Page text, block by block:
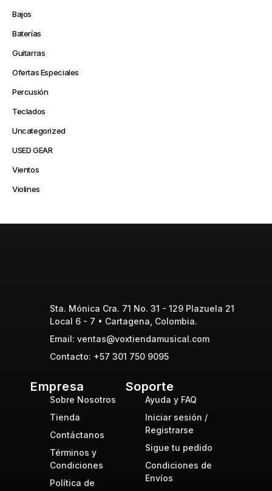
Bajos
Baterías
Guitarras
Ofertas Especiales
Percusión
Teclados
Uncategorized
USED GEAR
Vientos
Violines
Sta. Mónica Cra. 71 No. 31 - 129 Plazuela 21
Local 6 - 7 • Cartagena, Colombia.
Email: ventas@voxtiendamusical.com
Contacto: +57 301 750 9095
Empresa
Sobre Nosotros
Tienda
Contáctanos
Términos y
Condiciones
Política de
Soporte
Ayuda y FAQ
Iniciar sesión /
Registrarse
Sigue tu pedido
Condiciones de
Envíos